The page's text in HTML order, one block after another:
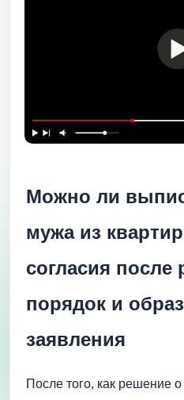
Можно ли
мужа из
согласия после
порядок и
заявления
После того, как решение